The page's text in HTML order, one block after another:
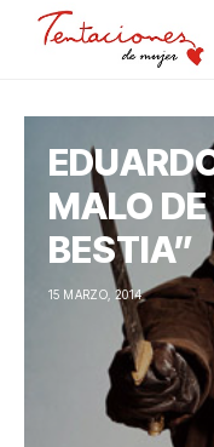
MALO
BESTIA”
15 MARZO, 2014